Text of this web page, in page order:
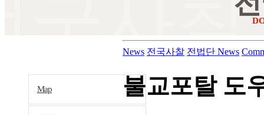
국사찰
Map
News 전국사찰 전법단 News
불교포탈 도